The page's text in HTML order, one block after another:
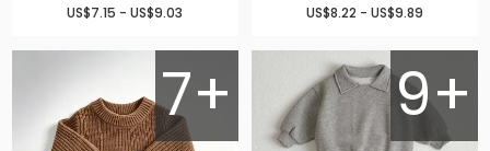
US$7.15 - US$9.03 US$8.22 - US$9.89
7+ 9+